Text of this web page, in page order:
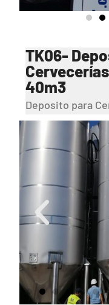
TK06-
40m3
Deposito para